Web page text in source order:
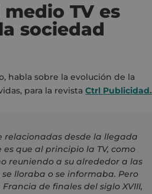
TV es
sociedad
habla sobre la evolución de la
para la revistaCtrl Publicidad.
desde la llegada
que al principio la TV, como
reuniendo a su alrededor a las
lloraba o se informaba. Pero
de finales del siglo XVIII,